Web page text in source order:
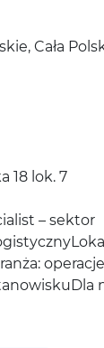
Cała
18 lok. 7
– sektor